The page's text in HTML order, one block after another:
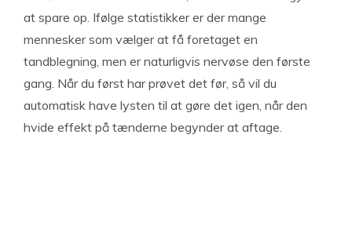
at spare op. Ifølge statistikker er der mange
mennesker som vælger at få foretaget en
tandblegning, men er naturligvis nervøse den første
gang. Når du først har prøvet det før, så vil du
automatisk have lysten til at gøre det igen, når den
hvide effekt på tænderne begynder at aftage.